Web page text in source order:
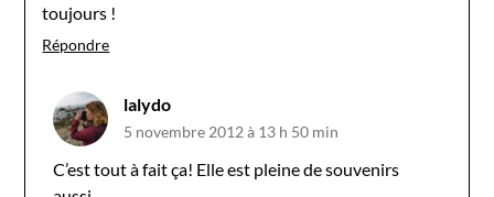
toujours !
Répondre
lalydo
5 novembre 2012 à 13 h 50 min
C’est tout à fait ça! Elle est pleine de souvenirs